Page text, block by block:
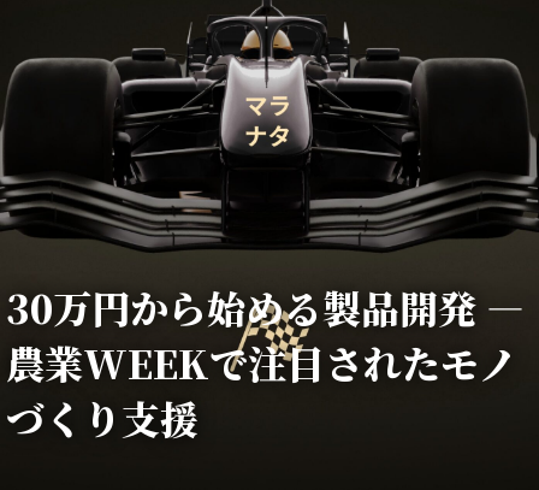
30万円から始める製品開発 —
農業WEEKで注目されたモノ
づくり支援